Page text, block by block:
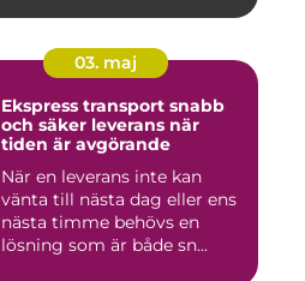
03. maj
Ekspress transport snabb
och säker leverans när
tiden är avgörande
När en leverans inte kan
vänta till nästa dag eller ens
nästa timme behövs en
lösning som är både sn...